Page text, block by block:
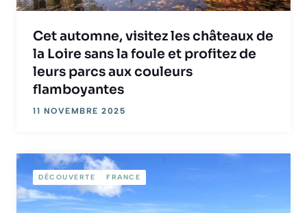
Cet automne, visitez les châteaux de
la Loire sans la foule et profitez de
leurs parcs aux couleurs
flamboyantes
11 NOVEMBRE 2025
DÉCOUVERTE FRANCE